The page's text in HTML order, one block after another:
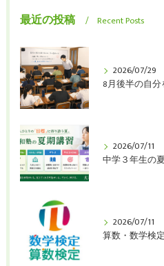
最近の投稿 Recent Posts
2026/07/29
8月後半の自
2026/07/11
中学３年生の夏
2026/07/11
算数・数学検